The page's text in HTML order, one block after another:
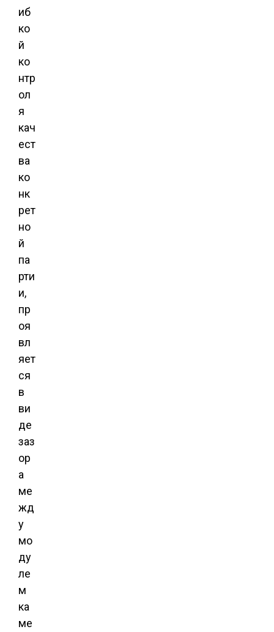
иб
ко
й
ко
нтр
ол
я
кач
ест
ва
ко
нк
рет
но
й
па
рти
и,
пр
оя
вл
яет
ся
в
ви
де
заз
ор
а
ме
жд
у
мо
ду
ле
м
ка
ме